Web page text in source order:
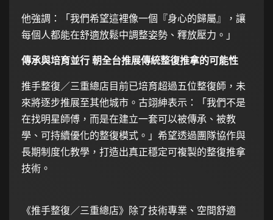
他強調：「我們希望這裡像一個『身心的歸屬』，讓
每個人都能在舒適放鬆中調整姿勢、釋放壓力。」
傳承與培育並行 朝全台推展傳統整復推拿的可能性
推手整復／三重總店目前已培育超過五位整復師，未
來將逐步推展至其他城市。古翊紳表示：「我們不是
在找明星師傅，而是在建立一套可以被傳承、被教
學、可持續優化的整復模式。」希望透過團隊協作與
長期制度化教學，打造出真正穩定可複製的整復推拿
技術。
《推手整復／三重總店》除了技術專業、空間舒適